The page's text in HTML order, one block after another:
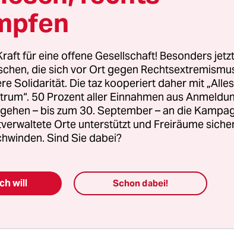
dass sie sich von
findet die urbane
dieFrankfurter
Seinetwegen glaubt
Zugriff auf seine
für eine offene Gesellschaft! Besonders jetzt
die sich vor Ort gegen
Solidarität. Die taz kooperiert daher mit „Alles
50 Prozent aller Einnahmen aus
– bis zum 30. September – an die
Orte unterstützt und Freiräume
Sind Sie dabei?
will Schon dabei!